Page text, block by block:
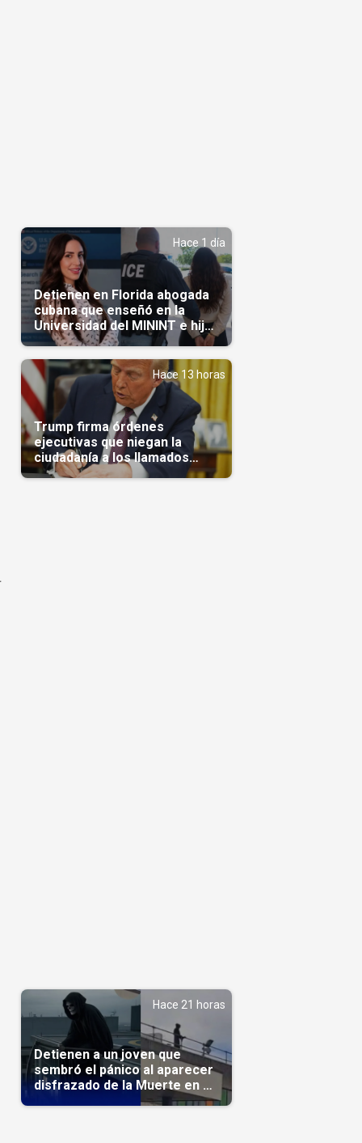
Hace 1 día
Detienen en Florida abogada
cubana que enseñó en la
Universidad del MININT e hija
de diplomático cubano
Hace 13 horas
Trump firma órdenes
ejecutivas que niegan la
ciudadanía a los llamados
'turistas de nacimiento'
Hace 21 horas
Detienen a un joven que
sembró el pánico al aparecer
disfrazado de la Muerte en un